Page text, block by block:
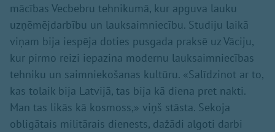
mācības Vecbebru tehnikumā, kur apguva lauku
uzņēmējdarbību un lauksaimniecību. Studiju laikā
viņam bija iespēja doties pusgada praksē uz Vāciju,
kur pirmo reizi iepazina modernu lauksaimniecības
tehniku un saimniekošanas kultūru. «Salīdzinot ar to,
kas tolaik bija Latvijā, tas bija kā diena pret nakti.
Man tas likās kā kosmoss,» viņš stāsta. Sekoja
obligātais militārais dienests, dažādi algoti darbi